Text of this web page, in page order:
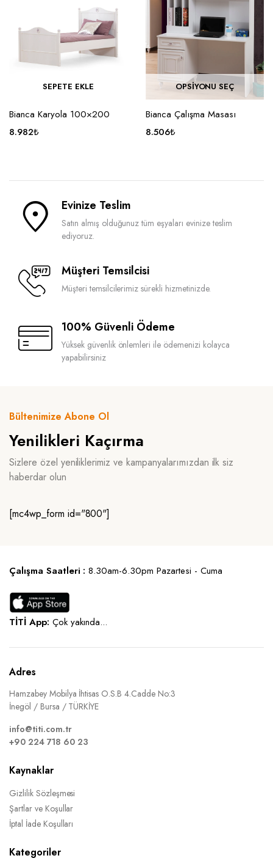
SEPETE EKLE
Bianca Karyola 100×200
8.982₺
OPSIYONU SEÇ
Bianca Çalışma Masası
8.506₺
Evinize Teslim
Satın almış olduğunuz tüm eşyaları evinize teslim
ediyoruz.
Müşteri Temsilcisi
Müşteri temsilcilerimiz sürekli hizmetinizde.
100% Güvenli Ödeme
Yüksek güvenlik önlemleri ile ödemenizi kolayca
yapabilirsiniz
Bültenimize Abone Ol
Yenilikleri Kaçırma
Sizlere özel yeniliklerimiz ve kampanyalarımızdan ilk siz
haberdar olun
[mc4wp_form id="800"]
Çalışma Saatleri : 8.30am-6.30pm Pazartesi - Cuma
TİTİ App: Çok yakında...
Adres
Hamzabey Mobilya İhtisas O.S.B 4.Cadde No:3
İnegöl / Bursa / TÜRKİYE
info@titi.com.tr
+90 224 718 60 23
Kaynaklar
Gizlilik Sözleşmesi
Şartlar ve Koşullar
İptal İade Koşulları
Kategoriler